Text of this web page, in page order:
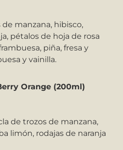
manzana, hibisco,
pétalos de hoja de rosa
piña, fresa y
y vainilla.
Orange (200ml)
de trozos de manzana,
limón, rodajas de naranja